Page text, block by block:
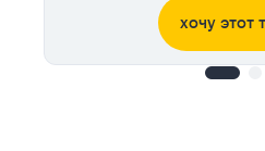
хочу этот